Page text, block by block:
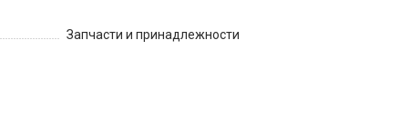
Запчасти и принадлежности